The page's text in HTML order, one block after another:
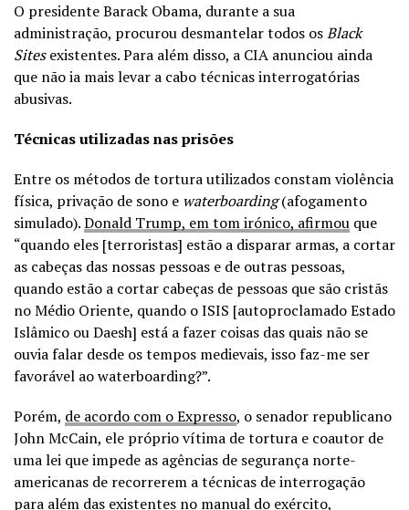
O presidente Barack Obama, durante a sua
administração, procurou desmantelar todos osBlack
Sitesexistentes. Para além disso, a CIA anunciou ainda
que não ia mais levar a cabo técnicas interrogatórias
abusivas.
Técnicas utilizadas nas prisões
Entre os métodos de tortura utilizados constam violência
física, privação de sono e waterboarding(afogamento
simulado).Donald Trump, em tom irónico, afirmou que
“quando eles [terroristas] estão a disparar armas, a cortar
as cabeças das nossas pessoas e de outras pessoas,
quando estão a cortar cabeças de pessoas que são cristãs
no Médio Oriente, quando o ISIS [autoproclamado Estado
Islâmico ou Daesh] está a fazer coisas das quais não se
ouvia falar desde os tempos medievais, isso faz-me ser
favorável ao waterboarding?”.
Porém, de acordo com o Expresso, o senador republicano
John McCain, ele próprio vítima de tortura e coautor de
uma lei que impede as agências de segurança norte-
americanas de recorrerem a técnicas de interrogação
para além das existentes no manual do exército,